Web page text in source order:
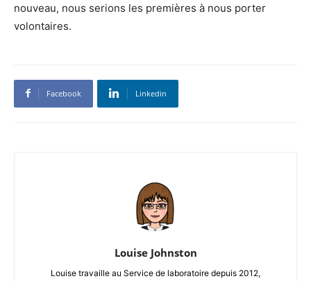
nouveau, nous serions les premières à nous porter
volontaires.
Facebook Linkedin
Louise Johnston
Louise travaille au Service de laboratoire depuis 2012,